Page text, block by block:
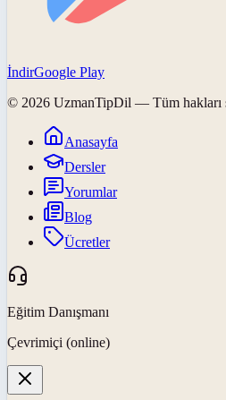
İndirGoogle Play
© 2026 UzmanTipDil — Tüm hakları
Anasayfa
Dersler
Yorumlar
Blog
Ücretler
Eğitim Danışmanı
Çevrimiçi (online)